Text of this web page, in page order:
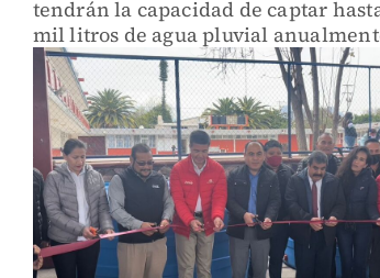
tendrán la capacidad de captar
mil litros de agua pluvial
beneficiando a más de 900 personas